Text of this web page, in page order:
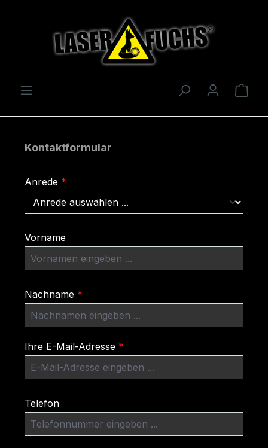
Kontaktformular
Anrede *
Vorname
Nachname *
Ihre E-Mail-Adresse *
Telefon